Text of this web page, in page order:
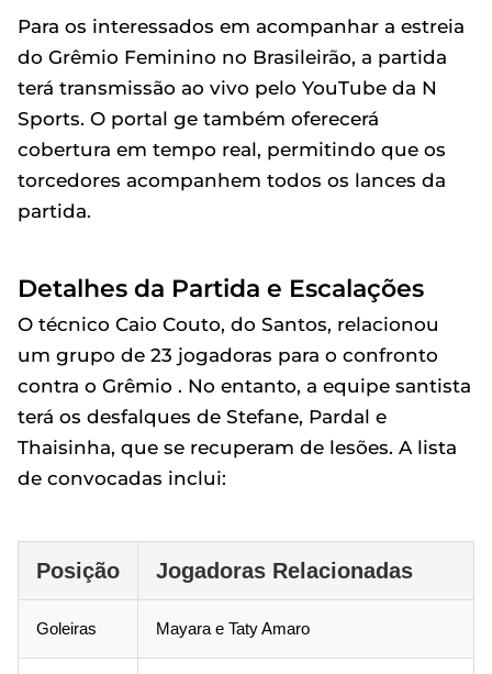
Para os interessados em acompanhar a estreia
do Grêmio Feminino no Brasileirão, a partida
terá transmissão ao vivo pelo YouTube da N
Sports. O portal ge também oferecerá
cobertura em tempo real, permitindo que os
torcedores acompanhem todos os lances da
partida.
Detalhes da Partida e Escalações
O técnico Caio Couto, do Santos, relacionou
um grupo de 23 jogadoras para o confronto
contra o Grêmio . No entanto, a equipe santista
terá os desfalques de Stefane, Pardal e
Thaisinha, que se recuperam de lesões. A lista
de convocadas inclui:
Posição Jogadoras Relacionadas
Goleiras Mayara e Taty Amaro